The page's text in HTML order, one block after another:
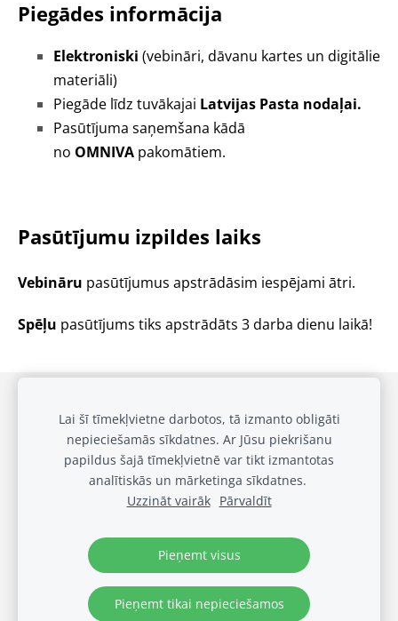
Piegādes informācija
Elektroniski (vebināri, dāvanu kartes un digitālie
materiāli)
Piegāde līdz tuvākajai Latvijas Pasta nodaļai.
Pasūtījuma saņemšana kādā
no OMNIVA pakomātiem.
Pasūtījumu izpildes laiks
Vebināru pasūtījumus apstrādāsim iespējami ātri.
Spēļu pasūtījums tiks apstrādāts 3 darba dienu laikā!
Galerija
Biežākie jautājumi
Noteikumi
© OUT LOUD SIA 2024 Visas tiesības rezervētas
Lai šī tīmekļvietne darbotos, tā izmanto obligāti
nepieciešamās sīkdatnes. Ar Jūsu piekrišanu
papildus šajā tīmekļvietnē var tikt izmantotas
analītiskās un mārketinga sīkdatnes.
Uzzināt vairāk
Pārvaldīt
Pieņemt visus
Pieņemt tikai nepieciešamos